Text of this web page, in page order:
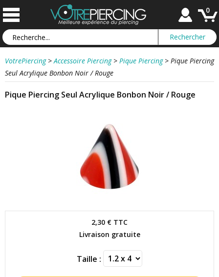
0
VotrePiercing > Accessoire Piercing > Pique Piercing > Pique Piercing
Seul Acrylique Bonbon Noir / Rouge
Pique Piercing Seul Acrylique Bonbon Noir / Rouge
2,30 € TTC
Livraison gratuite
Taille :